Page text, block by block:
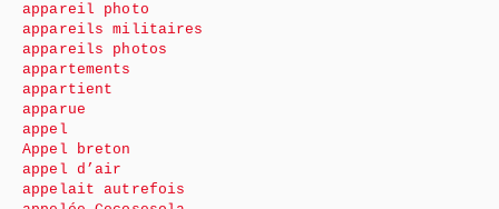
appareil photo
appareils militaires
appareils photos
appartements
appartient
apparue
appel
Appel breton
appel d’air
appelait autrefois